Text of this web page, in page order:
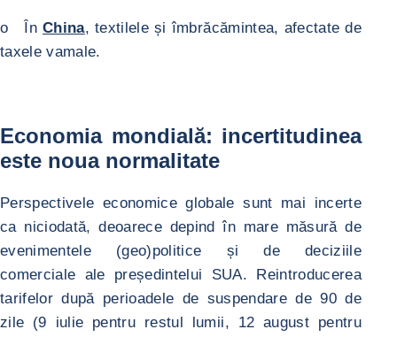
o ÎnChina, textilele și îmbrăcămintea, afectate de
taxele vamale.
Economia mondială: incertitudinea
este noua normalitate
Perspectivele economice globale sunt mai incerte
ca niciodată, deoarece depind în mare măsură de
evenimentele (geo)politice și de deciziile
comerciale ale președintelui SUA. Reintroducerea
tarifelor după perioadele de suspendare de 90 de
zile (9 iulie pentru restul lumii, 12 august pentru